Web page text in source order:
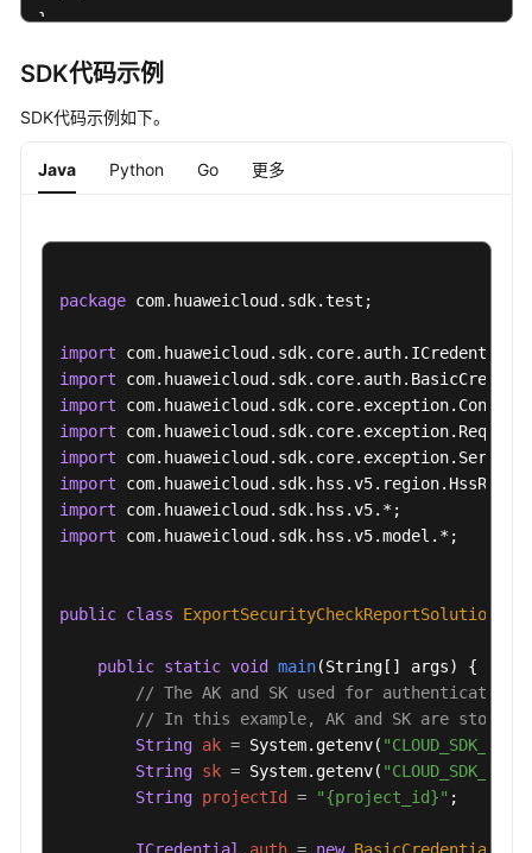
略
的
查
列
按
询
结
果
导
出
配
置
检
告
ExportSecurityCheckReport
}
SDK代码示例
SDK代码示例如下。
Java Python Go 更多
package com.huaweicloud.sdk.test;
import
import
import
import
import
import
import
import com.huaweicloud.sdk.hss.v5.model.*;
public class ExportSecurityCheckReportSolution
public static void main(String[] args)
{
// The AK and SK used for
// In this example, AK and SK are stored
String ak = System.getenv( "CLOUD_SDK_AK"
String sk = System.getenv( "CLOUD_SDK_SK"
String projectId = "{project_id}" ;